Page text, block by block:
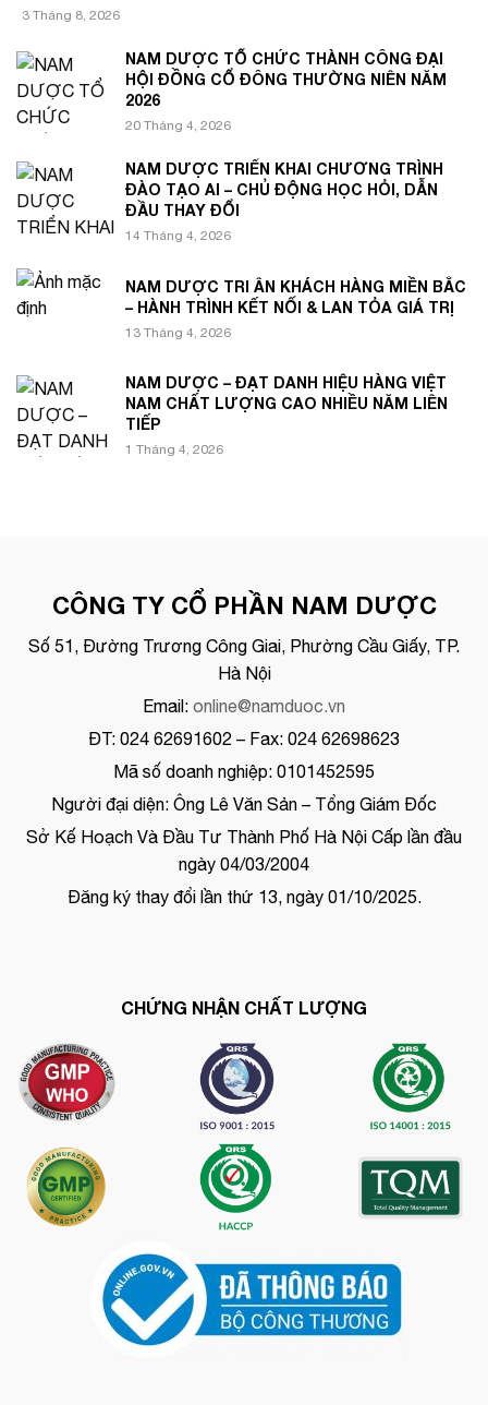
3 Tháng 8, 2026
NAM DƯỢC TỔ CHỨC THÀNH CÔNG ĐẠI
HỘI ĐỒNG CỔ ĐÔNG THƯỜNG NIÊN NĂM
2026
20 Tháng 4, 2026
NAM DƯỢC TRIỂN KHAI CHƯƠNG TRÌNH
ĐÀO TẠO AI – CHỦ ĐỘNG HỌC HỎI, DẪN
ĐẦU THAY ĐỔI
14 Tháng 4, 2026
NAM DƯỢC TRI ÂN KHÁCH HÀNG MIỀN BẮC
– HÀNH TRÌNH KẾT NỐI & LAN TỎA GIÁ TRỊ
13 Tháng 4, 2026
NAM DƯỢC – ĐẠT DANH HIỆU HÀNG VIỆT
NAM CHẤT LƯỢNG CAO NHIỀU NĂM LIÊN
TIẾP
1 Tháng 4, 2026
CÔNG TY CỔ PHẦN NAM DƯỢC
Số 51, Đường Trương Công Giai, Phường Cầu Giấy, TP.
Hà Nội
Email: online@namduoc.vn
ĐT: 024 62691602 – Fax: 024 62698623
Mã số doanh nghiệp: 0101452595
Người đại diện: Ông Lê Văn Sản – Tổng Giám Đốc
Sở Kế Hoạch Và Đầu Tư Thành Phố Hà Nội Cấp lần đầu
ngày 04/03/2004
Đăng ký thay đổi lần thứ 13, ngày 01/10/2025.
CHỨNG NHẬN CHẤT LƯỢNG